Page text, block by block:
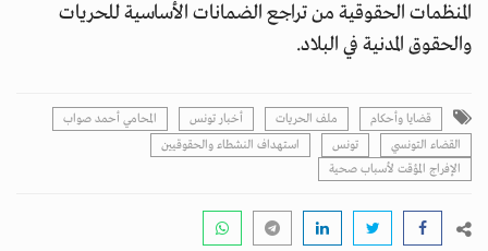
المنظمات الحقوقية من تراجع الضمانات الأساسية للحريات
والحقوق المدنية في البلاد.
قضايا وأحكام ملف الحريات أخبار تونس
المحامي أحمد صواب
القضاء التونسي
تونس
استهداف النشطاء والحقوقيين
الإفراج المؤقت لأسباب صحية